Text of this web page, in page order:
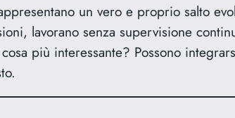
un vero e proprio salto
lavorano senza supervisione
più interessante? Possono